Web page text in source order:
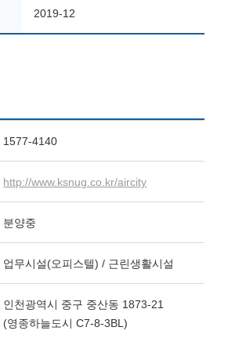
2019-12
1577-4140
http://www.ksnug.co.kr/aircity
분양중
업무시설(오피스텔) / 근린생활시설
인천광역시 중구 중산동 1873-21
(영종하늘도시 C7-8-3BL)